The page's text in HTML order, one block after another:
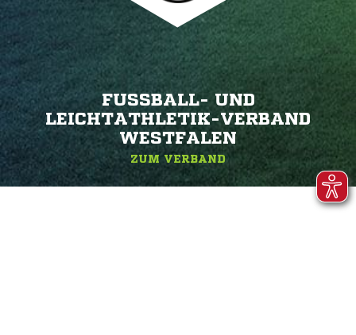
FUSSBALL- UND L
EICHTATHLETIK-VERBAND W
ESTFALEN
ZUM VERBAND